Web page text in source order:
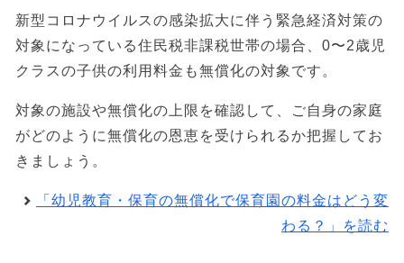
新型コロナウイルスの感染拡大に伴う緊急経済対策の
対象になっている住民税非課税世帯の場合、0〜2歳児
クラスの子供の利用料金も無償化の対象です。
対象の施設や無償化の上限を確認して、ご自身の家庭
がどのように無償化の恩恵を受けられるか把握してお
きましょう。
「幼児教育・保育の無償化で保育園の料金はどう変
わる？」を読む